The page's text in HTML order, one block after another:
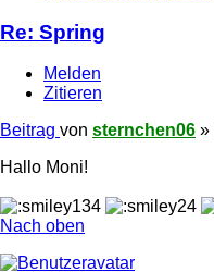
Re: Spring
Melden
Zitieren
Beitrag von sternchen06 »
Hallo Moni!
Nach oben